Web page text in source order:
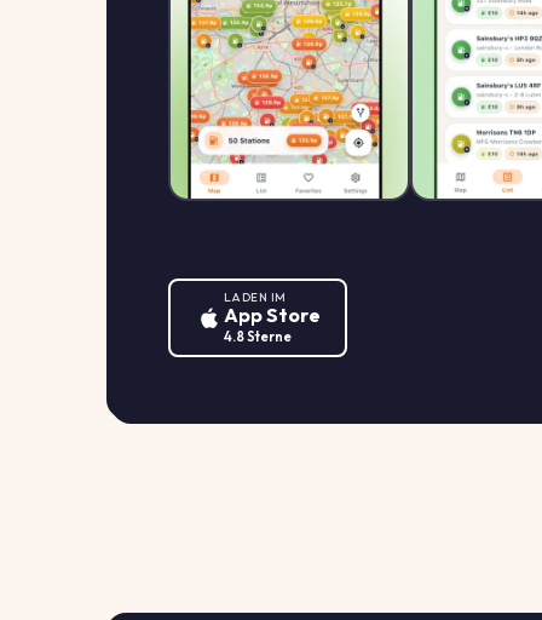
LADEN IM
App Store
4.8 Sterne